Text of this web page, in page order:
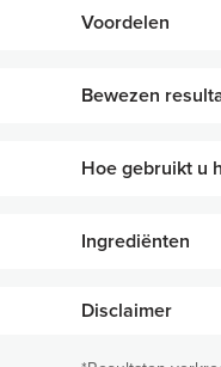
Voordelen
• Bevordert
• Hydrateert en
Bewezen
• Bevordert
+106%
+84%
Hoe gebruikt u
Breng een ruime
Ingrediënten
Disclaimer